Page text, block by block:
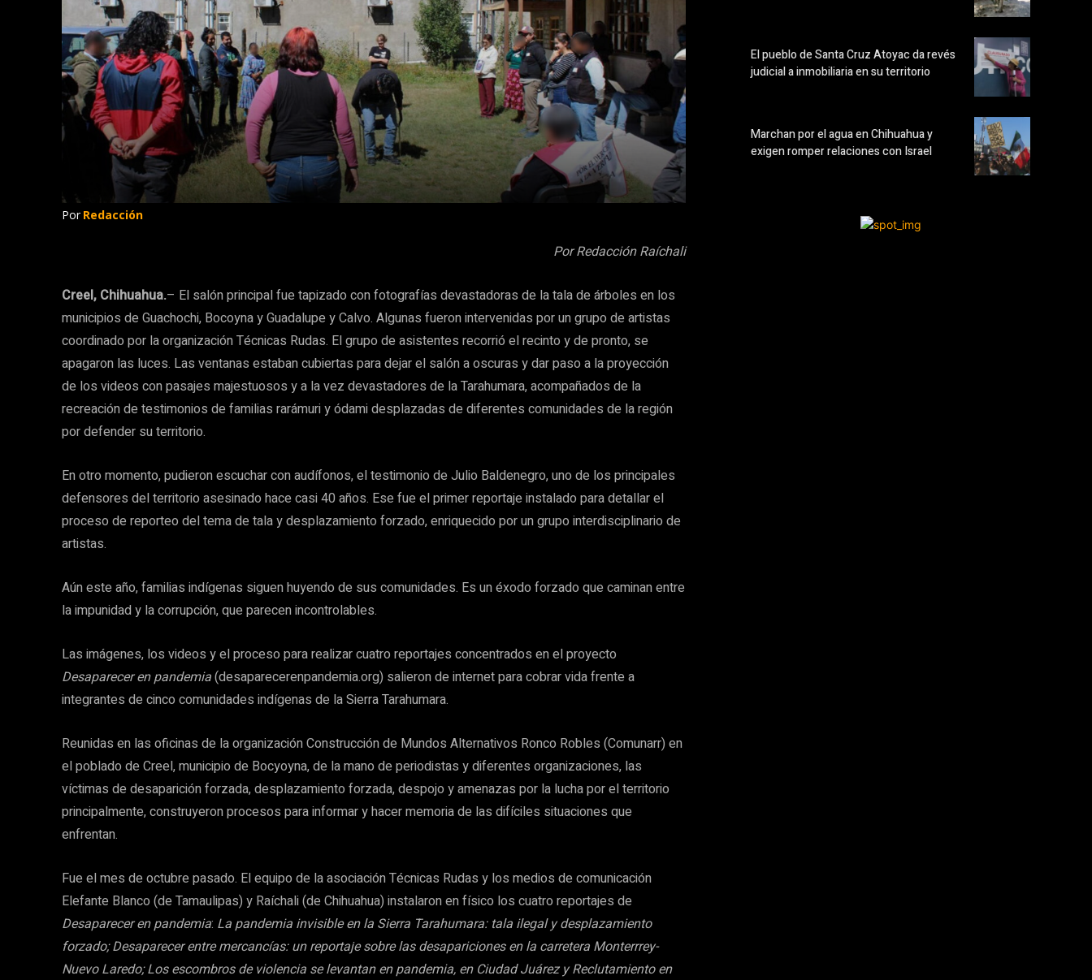
Por Redacción
Por Redacción Raíchali
Creel, Chihuahua.– El salón principal fue tapizado con fotografías devastadoras de la tala de árboles en los
municipios de Guachochi, Bocoyna y Guadalupe y Calvo. Algunas fueron intervenidas por un grupo de artistas
coordinado por la organización Técnicas Rudas. El grupo de asistentes recorrió el recinto y de pronto, se
apagaron las luces. Las ventanas estaban cubiertas para dejar el salón a oscuras y dar paso a la proyección
de los videos con pasajes majestuosos y a la vez devastadores de la Tarahumara, acompañados de la
recreación de testimonios de familias rarámuri y ódami desplazadas de diferentes comunidades de la región
por defender su territorio.
En otro momento, pudieron escuchar con audífonos, el testimonio de Julio Baldenegro, uno de los principales
defensores del territorio asesinado hace casi 40 años. Ese fue el primer reportaje instalado para detallar el
proceso de reporteo del tema de tala y desplazamiento forzado, enriquecido por un grupo interdisciplinario de
artistas.
Aún este año, familias indígenas siguen huyendo de sus comunidades. Es un éxodo forzado que caminan entre
la impunidad y la corrupción, que parecen incontrolables.
Las imágenes, los videos y el proceso para realizar cuatro reportajes concentrados en el proyecto
Desaparecer en pandemia(desaparecerenpandemia.org) salieron de internet para cobrar vida frente a
integrantes de cinco comunidades indígenas de la Sierra Tarahumara.
Reunidas en las oficinas de la organización Construcción de Mundos Alternativos Ronco Robles (Comunarr) en
el poblado de Creel, municipio de Bocyoyna, de la mano de periodistas y diferentes organizaciones, las
víctimas de desaparición forzada, desplazamiento forzada, despojo y amenazas por la lucha por el territorio
principalmente, construyeron procesos para informar y hacer memoria de las difíciles situaciones que
enfrentan.
Fue el mes de octubre pasado. El equipo de la asociación Técnicas Rudas y los medios de comunicación
Elefante Blanco (de Tamaulipas) y Raíchali (de Chihuahua) instalaron en físico los cuatro reportajes de
Desaparecer en pandemia: La pandemia invisible en la Sierra Tarahumara: tala ilegal y desplazamiento
forzado;Desaparecer entre mercancías: un reportaje sobre las desapariciones en la carretera Monterrrey-
Nuevo Laredo; Los escombros de violencia se levantan en pandemia, en Ciudad Juárez y Reclutamiento en
El pueblo de Santa Cruz Atoyac da revés
judicial a inmobiliaria en su territorio
Marchan por el agua en Chihuahua y
exigen romper relaciones con Israel